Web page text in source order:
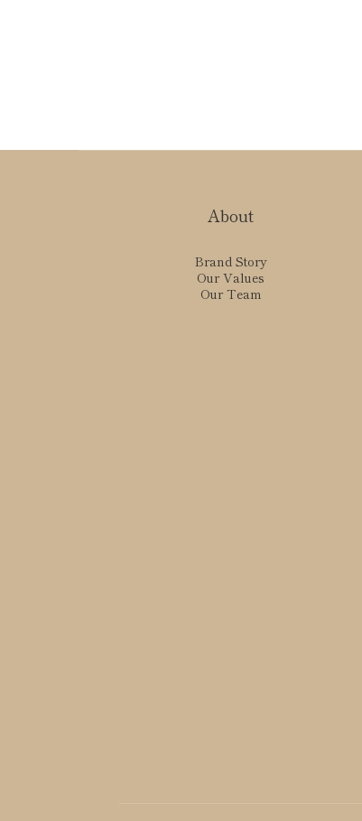
About
Brand Story
Our Values
Our Team